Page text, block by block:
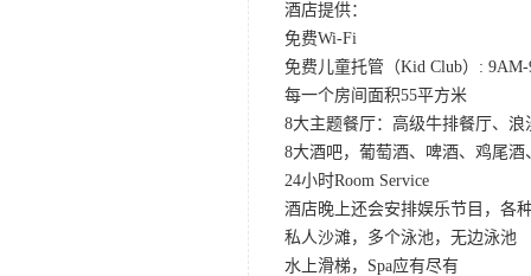
酒店提供：
免费Wi-Fi
免费儿童托管（Kid Club）:
每一个房间面积55平方米
8大主题餐厅：高级牛排餐厅、
8大酒吧，葡萄酒、啤酒、鸡尾
24小时Room Service
酒店晚上还会安排娱乐节目，各
私人沙滩，多个泳池，无边泳池
水上滑梯，Spa应有尽有